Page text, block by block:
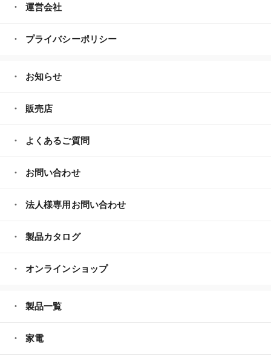
運営会社
プライバシーポリシー
お知らせ
販売店
よくあるご質問
お問い合わせ
法人様専用お問い合わせ
製品カタログ
オンラインショップ
製品一覧
家電